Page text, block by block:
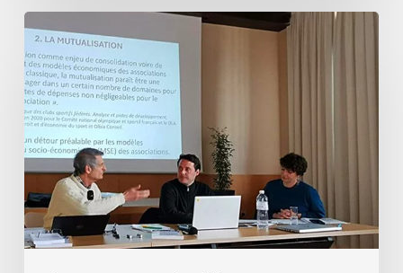
La
mutualisation
dans
les
associations
:
atouts,
écueils
et